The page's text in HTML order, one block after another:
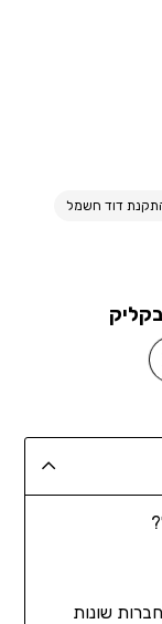
דוד חשמל
שונות